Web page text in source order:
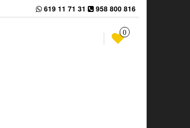
619 11 71 31 958 800 816
0